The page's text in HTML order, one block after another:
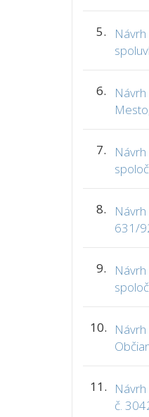
5.
6.
7.
8.
631/
9.
10.
11.
č.